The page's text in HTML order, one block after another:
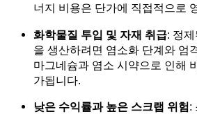
너지 비용은 단가에 직접적으로
화학물질 투입 및 자재 취급: 정
을 생산하려면 염소화 단계와 엄
마그네슘과 염소 시약으로 인해
가됩니다.
낮은 수익률과 높은 스크랩 위험: